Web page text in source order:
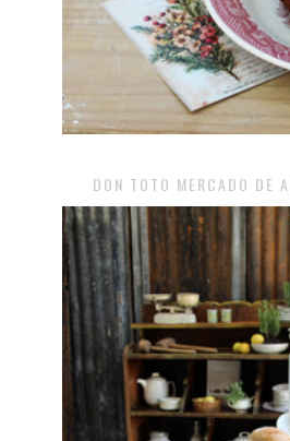
DON TOTO MERCADO DE